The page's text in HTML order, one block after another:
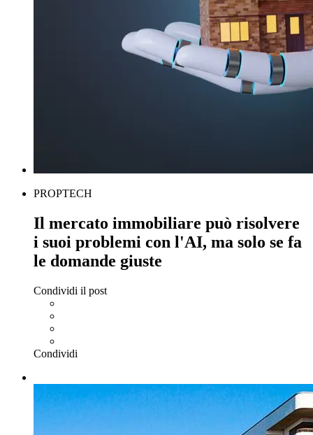
PROPTECH
Il mercato immobiliare può risolvere
i suoi problemi con l'AI, ma solo se fa
le domande giuste
Condividi il post
Condividi